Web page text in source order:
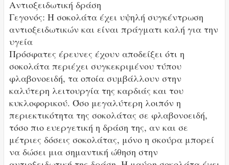
Αντιοξειδωτική δράση
Γεγονός: Η σοκολάτα έχει υψηλή συγκέντρωση
αντιοξειδωτικών και είναι πράγματι καλή για την
υγεία
Πρόσφατες έρευνες έχουν αποδείξει ότι η
σοκολάτα περιέχει συγκεκριμένου τύπου
φλαβονοειδή, τα οποία συμβάλλουν στην
καλύτερη λειτουργία της καρδιάς και του
κυκλοφορικού. Όσο μεγαλύτερη λοιπόν η
περιεκτικότητα της σοκολάτας σε φλαβονοειδή,
τόσο πιο ευεργετική η δράση της, αν και σε
μέτριες δόσεις σοκολάτας, μόνο η σκούρα μπορεί
να δώσει μια σημαντική ώθηση στην